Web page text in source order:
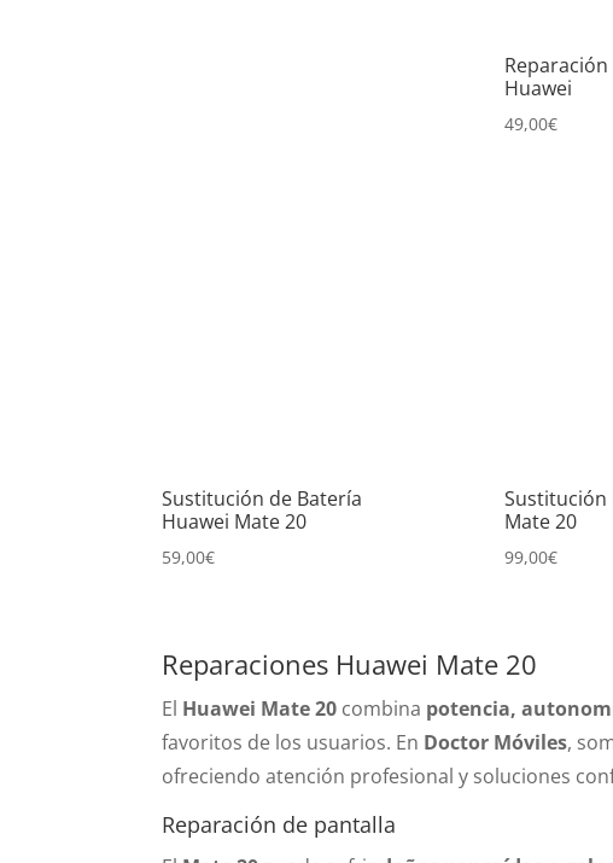
Huawei
49,00€
Sustitución de Batería
Huawei Mate 20
59,00€
Sustitución
Mate 20
99,00€
Reparaciones Huawei Mate 20
El Huawei Mate 20 combina potencia,
favoritos de los usuarios. En Doctor Móviles,
ofreciendo atención profesional y soluciones
Reparación de pantalla